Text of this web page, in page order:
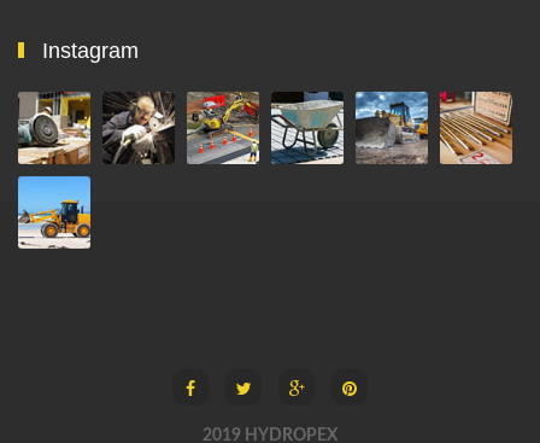
Instagram
2019 HYDROPEX